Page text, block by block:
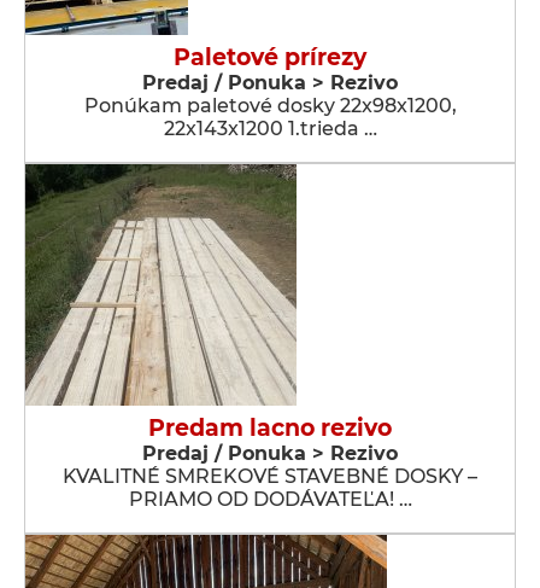
Paletové prírezy
Predaj / Ponuka > Rezivo
Ponúkam paletové dosky 22x98x1200,
22x143x1200 1.trieda …
Predam lacno rezivo
Predaj / Ponuka > Rezivo
KVALITNÉ SMREKOVÉ STAVEBNÉ DOSKY –
PRIAMO OD DODÁVATEĽA! …